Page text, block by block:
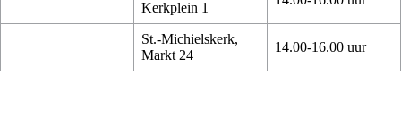
Kerkplein 1
St.-Michielskerk,
Markt 24
14.00-16.00 uur